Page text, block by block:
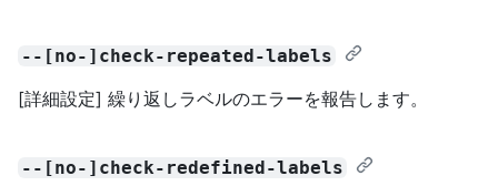
--[no-]check-repeated-labels
[詳細設定] 繰り返しラベルのエラーを報告します。
--[no-]check-redefined-labels